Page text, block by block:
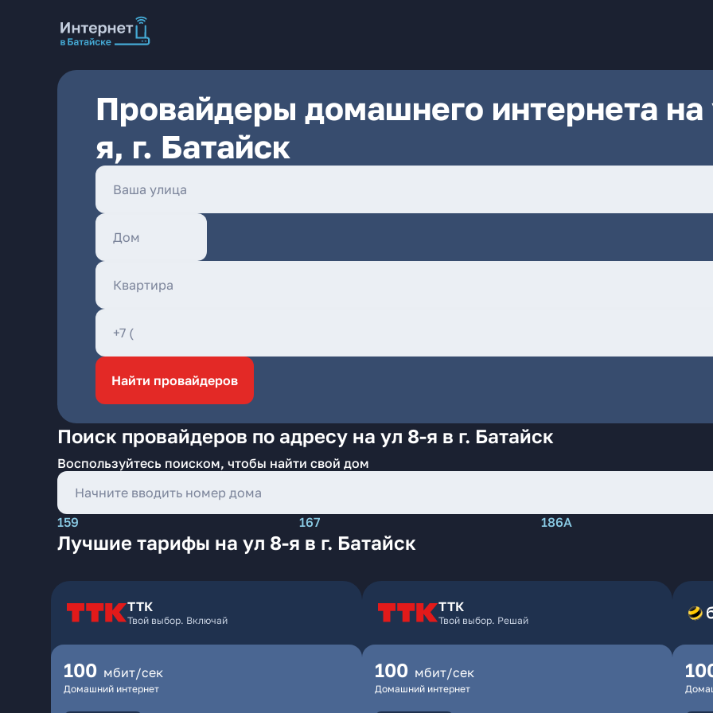
Провайдеры домашнего интернета на
я, г. Батайск
Найти провайдеров
Поиск провайдеров по адресу на ул 8-я в г. Батайск
Воспользуйтесь поиском, чтобы найти свой дом
159 167 186А
Лучшие тарифы на ул 8-я в г. Батайск
ТТК
Твой выбор. Включай
100 мбит/сек
Домашний интернет
ТТК
Твой выбор. Решай
100 мбит/сек
Домашний интернет